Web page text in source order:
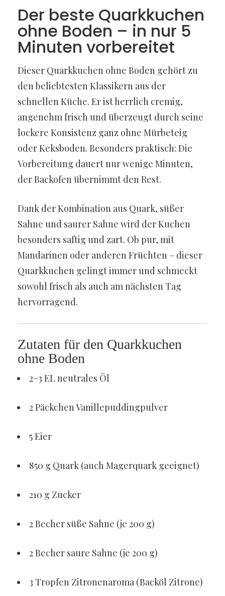
Der beste Quarkkuchen
ohne Boden – in nur 5
Minuten vorbereitet
Dieser Quarkkuchen ohne Boden gehört zu
den beliebtesten Klassikern aus der
schnellen Küche. Er ist herrlich cremig,
angenehm frisch und überzeugt durch seine
lockere Konsistenz ganz ohne Mürbeteig
oder Keksboden. Besonders praktisch: Die
Vorbereitung dauert nur wenige Minuten,
der Backofen übernimmt den Rest.
Dank der Kombination aus Quark, süßer
Sahne und saurer Sahne wird der Kuchen
besonders saftig und zart. Ob pur, mit
Mandarinen oder anderen Früchten – dieser
Quarkkuchen gelingt immer und schmeckt
sowohl frisch als auch am nächsten Tag
hervorragend.
Zutaten für den Quarkkuchen
ohne Boden
2–3 EL neutrales Öl
2 Päckchen Vanillepuddingpulver
5 Eier
850 g Quark (auch Magerquark geeignet)
210 g Zucker
2 Becher süße Sahne (je 200 g)
2 Becher saure Sahne (je 200 g)
3 Tropfen Zitronenaroma (Backöl Zitrone)